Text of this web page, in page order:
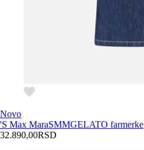
Novo
'S Max MaraSMMGELATO farmerke
32.890,00RSD